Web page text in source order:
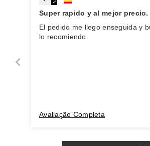
Super rapido y al mejor precio.
El pedido me llego enseguida y
lo recomiendo.
Avaliação Completa